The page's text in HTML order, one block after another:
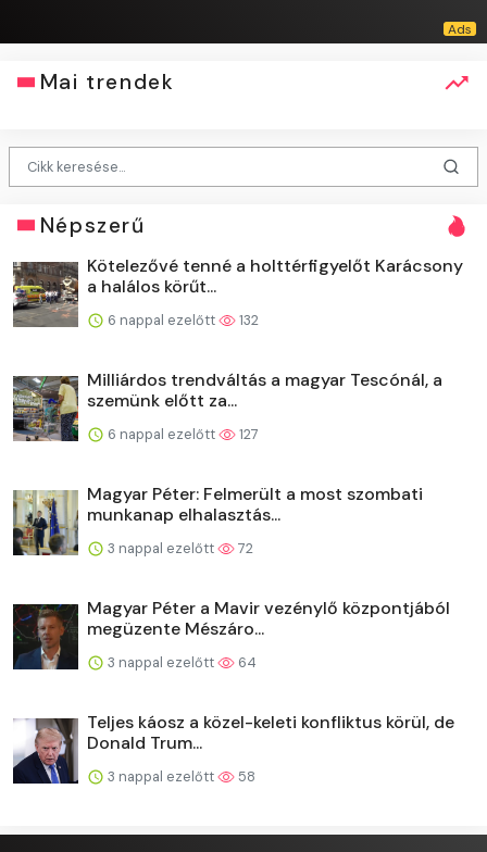
Mai trendek
Népszerű
Kötelezővé tenné a holttérfigyelőt Karácsony
a halálos körűt...
6 nappal ezelőtt 132
Milliárdos trendváltás a magyar Tescónál, a
szemünk előtt za...
6 nappal ezelőtt 127
Magyar Péter: Felmerült a most szombati
munkanap elhalasztás...
3 nappal ezelőtt 72
Magyar Péter a Mavir vezénylő központjából
megüzente Mészáro...
3 nappal ezelőtt 64
Teljes káosz a közel-keleti konfliktus körül, de
Donald Trum...
3 nappal ezelőtt 58